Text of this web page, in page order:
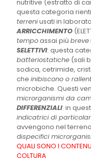
nutritive (estratto di
questa categoria
terreniusati in
ARRICCHIMENTO
tempoassai più breve
SELETTIVI: questa
batteriostatiche (sali
sodica, cetrimide,
che inibiscono o
microbiche. Questi
microrganismi da
DIFFERENZIALI: in
indicatrici di
avvengono nel
dispecifici
QUALI SONO I
COLTURA